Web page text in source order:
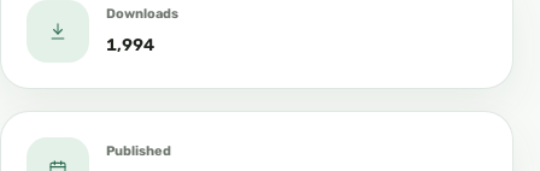
Downloads
1,994
Published